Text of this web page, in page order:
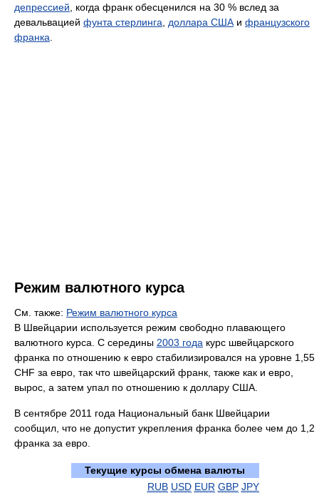
депрессией , когда франк обесценился на 30 % вслед за
девальвацией фунта стерлинга доллара США и французского
франка
Режим валютного курса
См. также: Режим валютного курса
В Швейцарии используется режим свободно плавающего
валютного курса. С середины 2003 года курс швейцарского
франка по отношению к евро стабилизировался на уровне 1,55
CHF за евро, так что швейцарский франк, также как и евро,
вырос, а затем упал по отношению к доллару США.
В сентябре 2011 года Национальный банк Швейцарии
сообщил, что не допустит укрепления франка более чем до 1,2
франка за евро.
Текущие курсы обмена валюты
RUB USD EUR GBP JPY